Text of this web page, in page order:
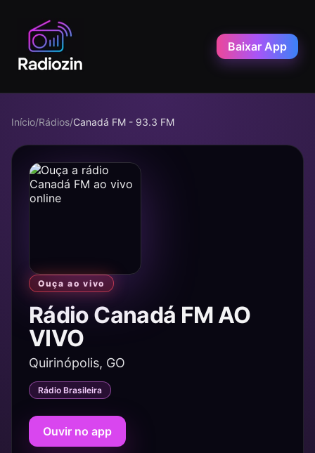
Baixar App
Início/Rádios/Canadá FM - 93.3 FM
Ouça ao vivo
Rádio Canadá FM AO
VIVO
Quirinópolis, GO
Rádio Brasileira
Ouvir no app